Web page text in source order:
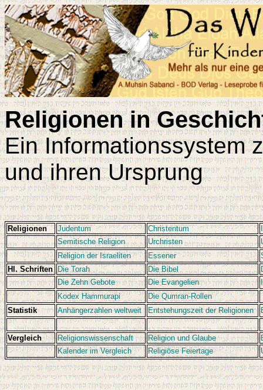
Religionen in
Ein Informationssystem
und ihren Ursprung
Religionen Judentum Christentum
Semitische Religion
Urchristen
Religion der Israeliten
Essener
Hl. Schriften Die Torah Die Bibel
Die Zehn Gebote
Die Evangelien
Kodex Hammurapi
Die Qumran-Rollen
Statistik
Anhängerzahlen weltweit Entstehungszeit der Religionen
Vergleich Religionswissenschaft Religion und Glaube
Kalender im Vergleich
Religiöse Feiertage